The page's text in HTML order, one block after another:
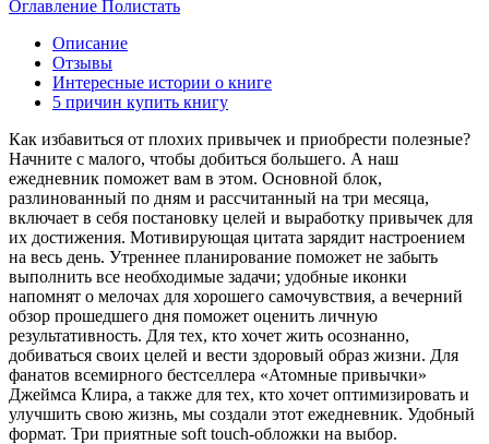
Оглавление Полистать
Описание
Отзывы
Интересные истории о книге
5 причин купить книгу
Как избавиться от плохих привычек и приобрести полезные?
Начните с малого, чтобы добиться большего. А наш
ежедневник поможет вам в этом. Основной блок,
разлинованный по дням и рассчитанный на три месяца,
включает в себя постановку целей и выработку привычек для
их достижения. Мотивирующая цитата зарядит настроением
на весь день. Утреннее планирование поможет не забыть
выполнить все необходимые задачи; удобные иконки
напомнят о мелочах для хорошего самочувствия, а вечерний
обзор прошедшего дня поможет оценить личную
результативность. Для тех, кто хочет жить осознанно,
добиваться своих целей и вести здоровый образ жизни. Для
фанатов всемирного бестселлера «Атомные привычки»
Джеймса Клира, а также для тех, кто хочет оптимизировать и
улучшить свою жизнь, мы создали этот ежедневник. Удобный
формат. Три приятные soft touch-обложки на выбор.